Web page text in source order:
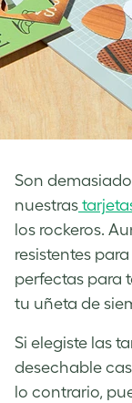
Son
nuestras
los rockeros.
resistentes
perfectas para
tu uñeta de
Si elegiste las
desechable
lo contrario,